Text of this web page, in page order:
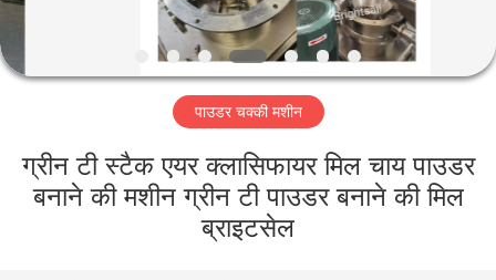
हमारे
बारे
कारखाना
पाउडर चक्की मशीन
ग्रीन टी स्टैक एयर क्लासिफायर मिल चाय पाउडर
बनाने की मशीन ग्रीन टी पाउडर बनाने की मिल
ब्राइटसेल